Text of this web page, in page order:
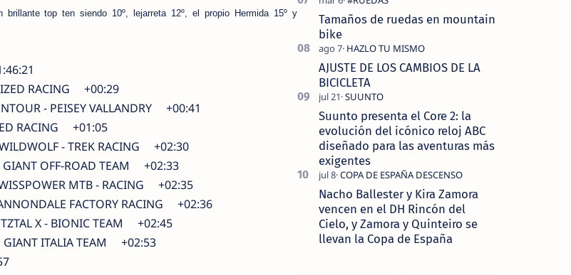
top ten siendo 10º, lejarreta 12º, el propio Hermida 15º y
RACING +00:29
- PEISEY VALLANDRY +00:41
RACING +01:05
- TREK RACING +02:30
OFF-ROAD TEAM +02:33
MTB - RACING +02:35
FACTORY RACING +02:36
X - BIONIC TEAM +02:45
ITALIA TEAM +02:53
Tamaños de ruedas en mountain
bike
AJUSTE DE LOS CAMBIOS DE LA
BICICLETA
Suunto presenta el Core 2: la
evolución del icónico reloj ABC
diseñado para las aventuras más
exigentes
Nacho Ballester y Kira Zamora
vencen en el DH Rincón del
Cielo, y Zamora y Quinteiro se
llevan la Copa de España